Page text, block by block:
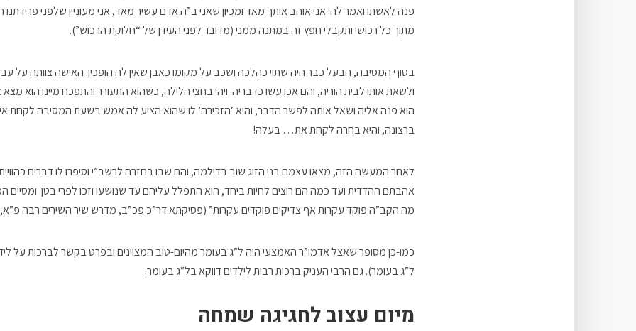
פנה לאשתו ואמר לה: אני אוהב אותך מאד ומכיון שאני ב”ה אדם עשיר מאד, אני מעוניין שלפני
מתוך כל רכושי ותקבלי חפץ זה במתנה ממני (מדובר לפני העידן של “חלוקת הרכוש”).
בסוף המסיבה, הבעל כבר היה שתוי כהלכה ושכב על מקומו כאבן שאין לה הופכין. האישה צוותה על
ולשאת אותו לבית הוריה, והם אכן עשו כדבריה. ויהי בחצי הלילה, כשהוא התעורר והתפכח מיינו הוא
הוא פנה אליה ושאל אותה לפשר הדבר, והיא ‘הזכירה’ לו שהוא הציע לה אמש בשעת המסיבה לקחת
ברצונה, והיא בחרה לקחת את… בעלה!
לאחר המעשה הזה, מצאו עצמם בני הזוג שוב בדילמה, והם שבו בחזרה לרשב”י וסיפרו לו דברים
אהבתם ההדדית ועד כמה הם רוצים לחיות ביחד, הוא התפלל עליהם עד שנושעו וזכו לפרי בטן. ומסיים
מה הקב”ה פוקד עקרות אף צדיקים פוקדים עקרות” (פסיקתא דר”כ פכ”ב, מדרש שיר השירים רבה
כמו-כן מסופר שאצל אדמו”ר האמצעי היה ל”ג בעומר מהיום-טוב המצוינים ובפרט בקשר לברכות על לידת
ל”ג בעומר). גם הרבי העניק ברכות רבות לילדים דווקא בל”ג בעומר.
מיום עצוב לחגיגה שמחה